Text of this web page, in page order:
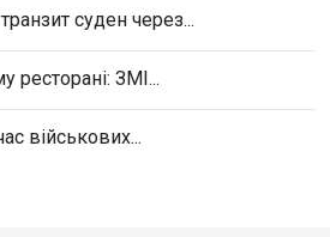
суден через...
ресторані: ЗМІ...
військових...